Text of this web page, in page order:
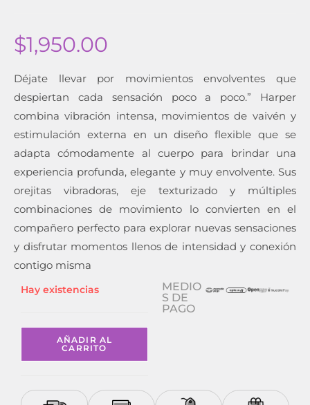
$1,950.00
Déjate llevar por movimientos envolventes que
despiertan cada sensación poco a poco.” Harper
combina vibración intensa, movimientos de vaivén y
estimulación externa en un diseño flexible que se
adapta cómodamente al cuerpo para brindar una
experiencia profunda, elegante y muy envolvente. Sus
orejitas vibradoras, eje texturizado y múltiples
combinaciones de movimiento lo convierten en el
compañero perfecto para explorar nuevas sensaciones
y disfrutar momentos llenos de intensidad y conexión
contigo misma
Hay existencias
AÑADIR AL
CARRITO
MEDIO
S DE
PAGO